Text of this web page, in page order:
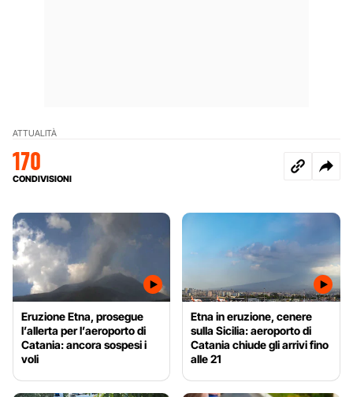
ATTUALITÀ
170
CONDIVISIONI
Eruzione Etna, prosegue
l’allerta per l’aeroporto di
Catania: ancora sospesi i
voli
Etna in eruzione, cenere
sulla Sicilia: aeroporto di
Catania chiude gli arrivi fino
alle 21